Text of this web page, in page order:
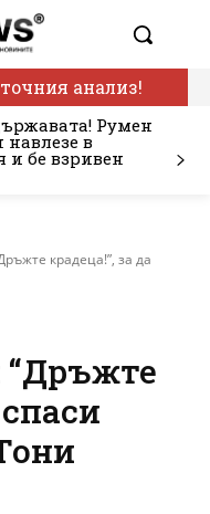
анализ!
Румен
в
бе взривен
крадеца!”, за да
“Дръжте